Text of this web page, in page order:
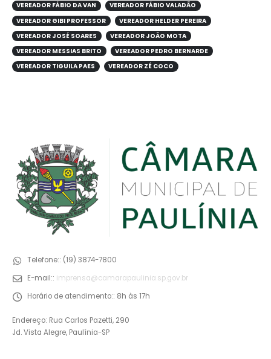
VEREADOR FÁBIO DA VAN
VEREADOR FÁBIO VALADÃO
VEREADOR GIBI PROFESSOR
VEREADOR HELDER PEREIRA
VEREADOR JOSÉ SOARES
VEREADOR JOÃO MOTA
VEREADOR MESSIAS BRITO
VEREADOR PEDRO BERNARDE
VEREADOR TIGUILA PAES
VEREADOR ZÉ COCO
Telefone:: (19) 3874-7800
E-mail:: imprensa@camarapaulinia.sp.gov.br
Horário de atendimento:: 8h às 17h
Endereço: Rua Carlos Pazetti, 290
Jd. Vista Alegre, Paulínia-SP